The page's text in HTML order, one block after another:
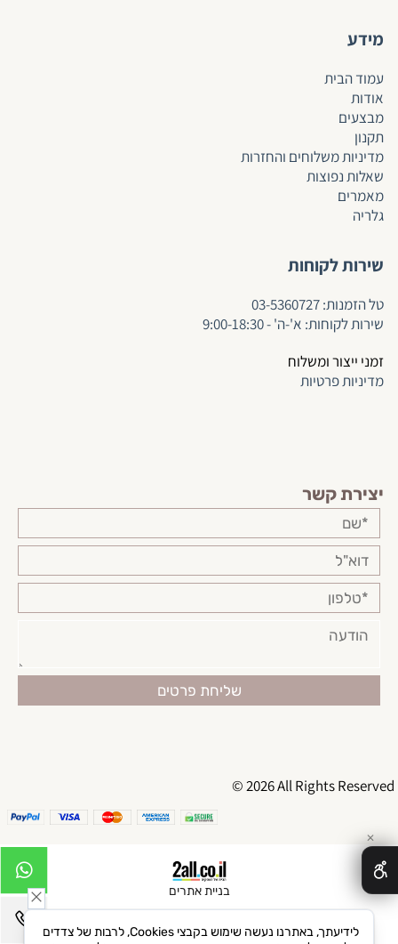
מידע
עמוד הבית
אודות
מבצעים
תקנון
מדיניות משלוחים והחזרות
שאלות נפוצות
מאמרים
גלריה
שירות לקוחות
טל הזמנות:03-5360727
שירות לקוחות: א'-ה' - 9:00-18:30
זמני ייצור ומשלוח
מדיניות פרטיות
יצירת קשר
© 2026 All Rights Reserved
בניית אתרים
✕
לידיעתך, באתרנו נעשה שימוש בקבצי Cookies, לרבות של צדדים